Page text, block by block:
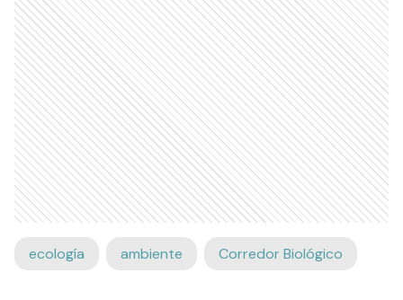
ecología ambiente Corredor Biológico